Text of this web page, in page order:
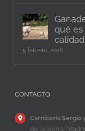
qué es
calidad
5 febrero, 2026
CONTACTO
Carnicería Sergio
de la Sierra